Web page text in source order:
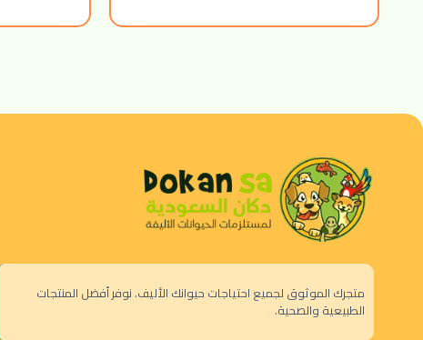
متجرك الموثوق لجميع احتياجات حيوانك الأليف. نوفر أفضل المنتجات
الطبيعية والصحية.